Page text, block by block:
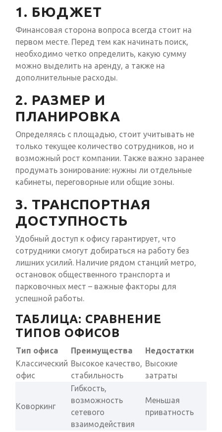
1. БЮДЖЕТ
Финансовая сторона вопроса всегда стоит на
первом месте. Перед тем как начинать поиск,
необходимо четко определить, какую сумму
можно выделить на аренду, а также на
дополнительные расходы.
2. РАЗМЕР И
ПЛАНИРОВКА
Определяясь с площадью, стоит учитывать не
только текущее количество сотрудников, но и
возможный рост компании. Также важно заранее
продумать зонирование: нужны ли отдельные
кабинеты, переговорные или общие зоны.
3. ТРАНСПОРТНАЯ
ДОСТУПНОСТЬ
Удобный доступ к офису гарантирует, что
сотрудники смогут добираться на работу без
лишних усилий. Наличие рядом станций метро,
остановок общественного транспорта и
парковочных мест – важные факторы для
успешной работы.
ТАБЛИЦА: СРАВНЕНИЕ
ТИПОВ ОФИСОВ
Тип офиса Преимущества
Недостатки
Классический
офис
Высокое качество,
стабильность
Высокие
затраты
Коворкинг
Гибкость,
возможность
сетевого
взаимодействия
Меньшая
приватность